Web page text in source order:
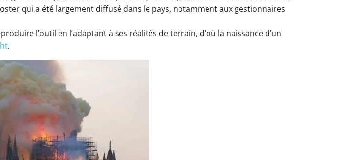
qui a été largement diffusé dans le pays, notamment aux gestionnaires
l’outil en l’adaptant à ses réalités de terrain, d’où la naissance d’un
.